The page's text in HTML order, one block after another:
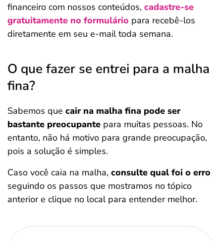
financeiro com nossos conteúdos, cadastre-se
gratuitamente no formulário para recebê-los
diretamente em seu e-mail toda semana.
O que fazer se entrei para a malha
fina?
Sabemos que cair na malha fina pode ser
bastante preocupante para muitas pessoas. No
entanto, não há motivo para grande preocupação,
pois a solução é simples.
Caso você caia na malha, consulte qual foi o erro
seguindo os passos que mostramos no tópico
anterior e clique no local para entender melhor.